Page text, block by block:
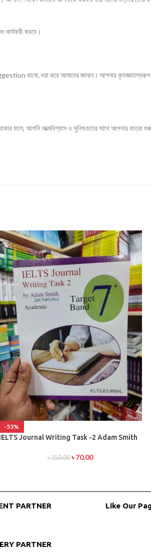
কার্যকরী করবে।
দয়া করে আমাদের জানান। আপনার কৃতজ্ঞতাস্বরূপ
ফলে, আপনি আত্মবিশ্বাস ও সুনিশ্চয়তার সাথে আপনার যাত্রা
-53%
IELTS Journal Writing Task -2 Adam Smith
৳150.00 ৳70.00
PARTNER
PARTNER
Like Our